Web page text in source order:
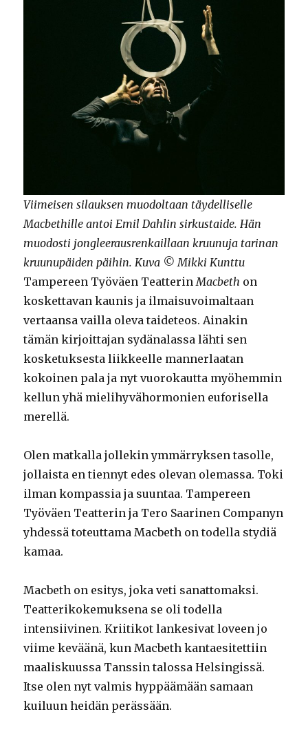
Viimeisen silauksen muodoltaan täydelliselle
Macbethille antoi Emil Dahlin sirkustaide. Hän
muodosti jongleerausrenkaillaan kruunuja tarinan
kruunupäiden päihin. Kuva © Mikki Kunttu
Tampereen Työväen Teatterin Macbeth on
koskettavan kaunis ja ilmaisuvoimaltaan
vertaansa vailla oleva taideteos. Ainakin
tämän kirjoittajan sydänalassa lähti sen
kosketuksesta liikkeelle mannerlaatan
kokoinen pala ja nyt vuorokautta myöhemmin
kellun yhä mielihyvähormonien euforisella
merellä.
Olen matkalla jollekin ymmärryksen tasolle,
jollaista en tiennyt edes olevan olemassa. Toki
ilman kompassia ja suuntaa. Tampereen
Työväen Teatterin ja Tero Saarinen Companyn
yhdessä toteuttama Macbeth on todella stydiä
kamaa.
Macbeth on esitys, joka veti sanattomaksi.
Teatterikokemuksena se oli todella
intensiivinen. Kriitikot lankesivat loveen jo
viime keväänä, kun Macbeth kantaesitettiin
maaliskuussa Tanssin talossa Helsingissä.
Itse olen nyt valmis hyppäämään samaan
kuiluun heidän perässään.